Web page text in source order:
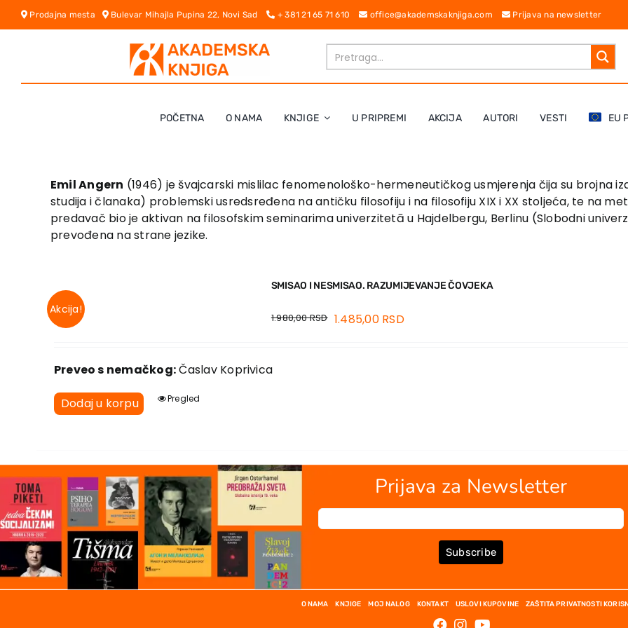
Skip
Prodajna mesta Bulevar Mihajla Pupina 22, Novi Sad + 381 21 65 71 610 office@akademskaknjiga.com Prijava na newsletter
POČETNA O NAMA KNJIGE U PRIPREMI AKCIJA AUTORI VESTI EU
Emil Angern (1946) je švajcarski mislilac fenomenološko-hermeneutičkog usmjerenja čija su brojna
studija i članaka) problemski usredsređena na antičku filosofiju i na filosofiju XIX i XX stoljeća, te na
predavač bio je aktivan na filosofskim seminarima univerzitetā u Hajdelbergu, Berlinu (Slobodni
prevođena na strane jezike.
Akcija!
SMISAO I NESMISAO. RAZUMIJEVANJE ČOVJEKA
1.980,00RSD 1.485,00 RSD
Preveo s nemačkog:Časlav Koprivica
Dodaj u korpu Pregled
Prijava za Newsletter
Subscribe
O NAMA KNJIGE MOJ NALOG KONTAKT USLOVI KUPOVINE ZAŠTITA PRIVATNOSTI